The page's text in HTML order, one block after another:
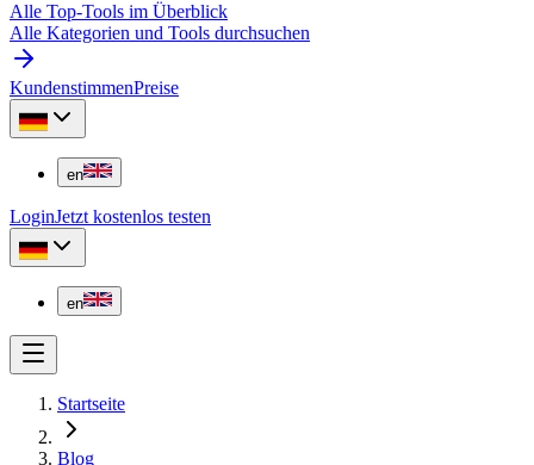
Alle Top-Tools im Überblick
Alle Kategorien und Tools durchsuchen
KundenstimmenPreise
en
LoginJetzt kostenlos testen
en
Startseite
Blog